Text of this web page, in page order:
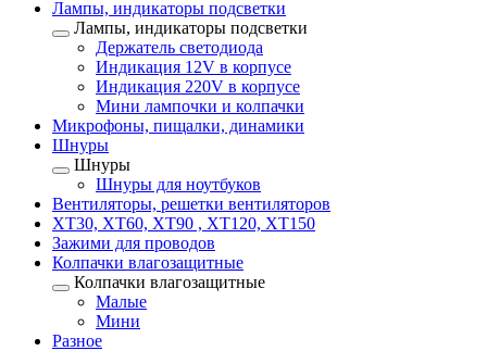
Лампы, индикаторы подсветки
Лампы, индикаторы подсветки
Держатель светодиода
Индикация 12V в корпусе
Индикация 220V в корпусе
Мини лампочки и колпачки
Микрофоны, пищалки, динамики
Шнуры
Шнуры
Шнуры для ноутбуков
Вентиляторы, решетки вентиляторов
XT30, XT60, XT90 , XT120, XT150
Зажими для проводов
Колпачки влагозащитные
Колпачки влагозащитные
Малые
Мини
Разное